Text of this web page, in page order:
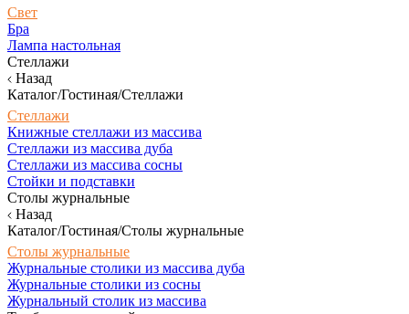
Свет
Бра
Лампа настольная
Стеллажи
Назад
Каталог/Гостиная/Стеллажи
Стеллажи
Книжные стеллажи из массива
Стеллажи из массива дуба
Стеллажи из массива сосны
Стойки и подставки
Столы журнальные
Назад
Каталог/Гостиная/Столы журнальные
Столы журнальные
Журнальные столики из массива дуба
Журнальные столики из сосны
Журнальный столик из массива